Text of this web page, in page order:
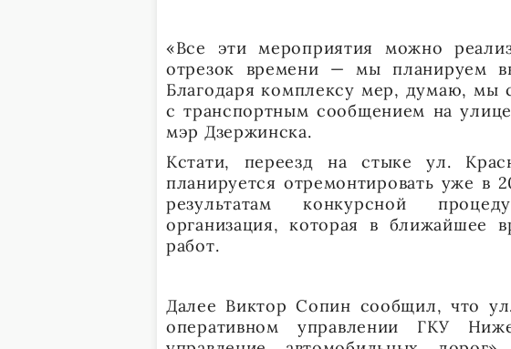
«Все эти мероприятия можно
отрезок времени — мы планируем
Благодаря комплексу мер, думаю, мы
с транспортным сообщением на
мэр Дзержинска.
Кстати, переезд на стыке ул.
планируется отремонтировать уже в
результатам конкурсной
организация, которая в ближайшее
работ.
Далее Виктор Сопин сообщил, что
оперативном управлении ГКУ